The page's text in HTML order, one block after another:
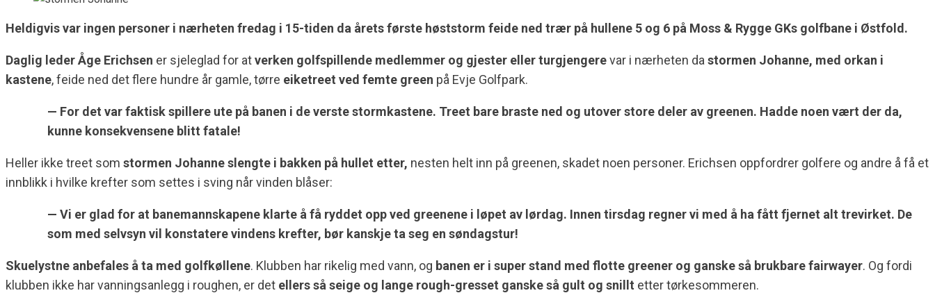
Heldigvis var ingen personer i nærheten fredag i 15-tiden da årets første høststorm feide ned trær på hullene 5 og 6 på Moss & Rygge GKs golfbane i Østfold.
Daglig leder Åge Erichsen er sjeleglad for atverken golfspillende medlemmer og gjester eller turgjengerevar i nærheten da stormen Johanne, med orkan i
kastene, feide ned det flere hundre år gamle, tørre eiketreet ved femte green på Evje Golfpark.
— For det var faktisk spillere ute på banen i de verste stormkastene. Treet bare braste ned og utover store deler av greenen. Hadde noen vært der da,
kunne konsekvensene blitt fatale!
Heller ikke treet som stormen Johanne slengte i bakken på hullet etter, nesten helt inn på greenen, skadet noen personer. Erichsen oppfordrer golfere og andre å få et
innblikk i hvilke krefter som settes i sving når vinden blåser:
— Vi er glad for at banemannskapene klarte å få ryddet opp ved greenene i løpet av lørdag. Innen tirsdag regner vi med å ha fått fjernet alt trevirket. De
som med selvsyn vil konstatere vindens krefter, bør kanskje ta seg en søndagstur!
Skuelystne anbefales å ta med golfkøllene. Klubben har rikelig med vann, og banen er i super stand med flotte greener og ganske så brukbare fairwayer. Og fordi
klubben ikke har vanningsanlegg i roughen, er det ellers så seige og lange rough-gresset ganske så gult og snillt etter tørkesommeren.